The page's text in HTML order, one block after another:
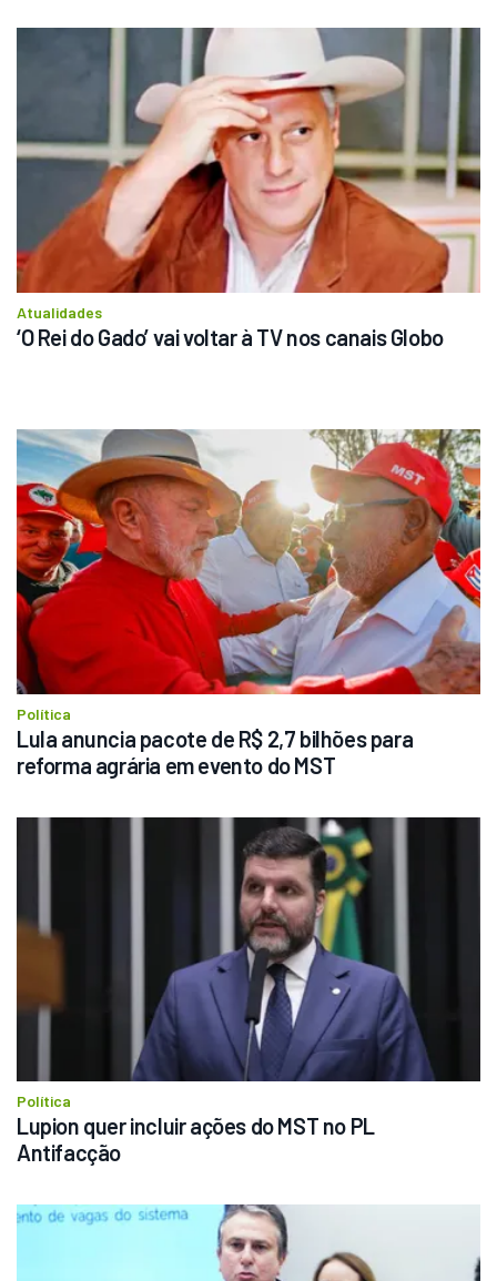
Atualidades
‘O Rei do Gado’ vai voltar à TV nos canais Globo
Política
Lula anuncia pacote de R$ 2,7 bilhões para
reforma agrária em evento do MST
Política
Lupion quer incluir ações do MST no PL
Antifacção